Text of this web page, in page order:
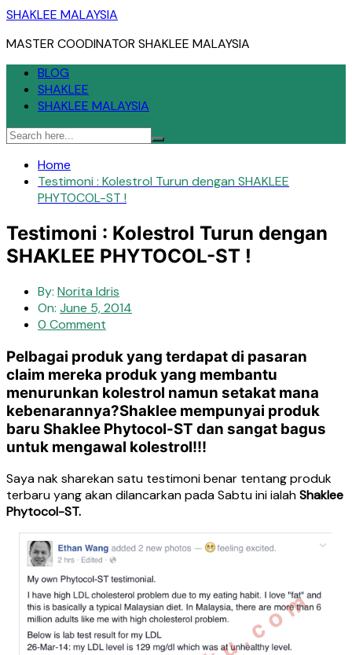
Skip
content
SHAKLEE MALAYSIA
MASTER COODINATOR SHAKLEE MALAYSIA
BLOG
SHAKLEE
SHAKLEE MALAYSIA
Home
Testimoni : Kolestrol Turun dengan SHAKLEE
PHYTOCOL-ST !
Testimoni : Kolestrol Turun dengan
SHAKLEE PHYTOCOL-ST !
By: Norita Idris
On: June 5, 2014
0 Comment
Pelbagai produk yang terdapat di pasaran
claim mereka produk yang membantu
menurunkan kolestrol namun setakat mana
kebenarannya?Shaklee mempunyai produk
baru Shaklee Phytocol-ST dan sangat bagus
untuk mengawal kolestrol!!!
Saya nak sharekan satu testimoni benar tentang produk
terbaru yang akan dilancarkan pada Sabtu ini ialahShaklee
Phytocol-ST.